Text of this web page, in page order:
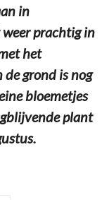
in
prachtig in
het
grond is nog
bloemetjes
plant